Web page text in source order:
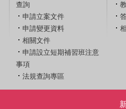
查詢
申請立案文件
申請變更資料
相關文件
申請設立短期補習班注意
事項
法規查詢專區